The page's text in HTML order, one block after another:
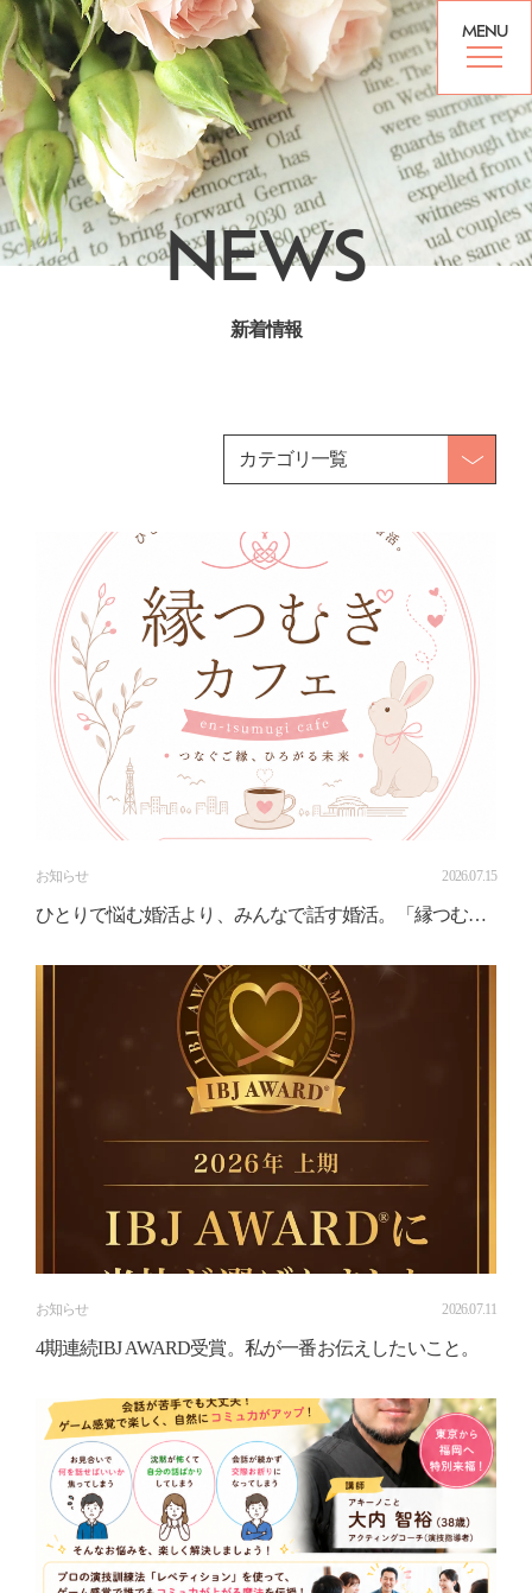
MENU
NEWS
新着情報
カテゴリ一覧
お知らせ 2026.07.15
ひとりで悩む婚活より、みんなで話す婚活。「縁つむぎ
お知らせ 2026.07.11
4期連続IBJ AWARD受賞。私が一番お伝えしたいこと。